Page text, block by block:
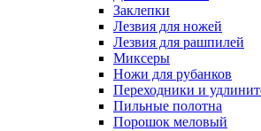
Заклепки
Лезвия для ножей
Лезвия для рашпилей
Миксеры
Ножи для рубанков
Переходники и
Пильные полотна
Порошок меловый